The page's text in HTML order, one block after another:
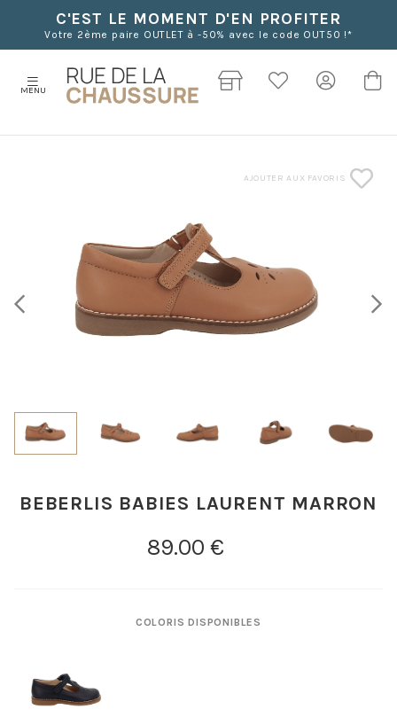
C'EST LE MOMENT D'EN PROFITER
Votre 2ème paire OUTLET à -50% avec le code OUT50 !*
MENU
AJOUTER AUX FAVORIS
BEBERLIS BABIES LAURENT MARRON
COLORIS DISPONIBLES